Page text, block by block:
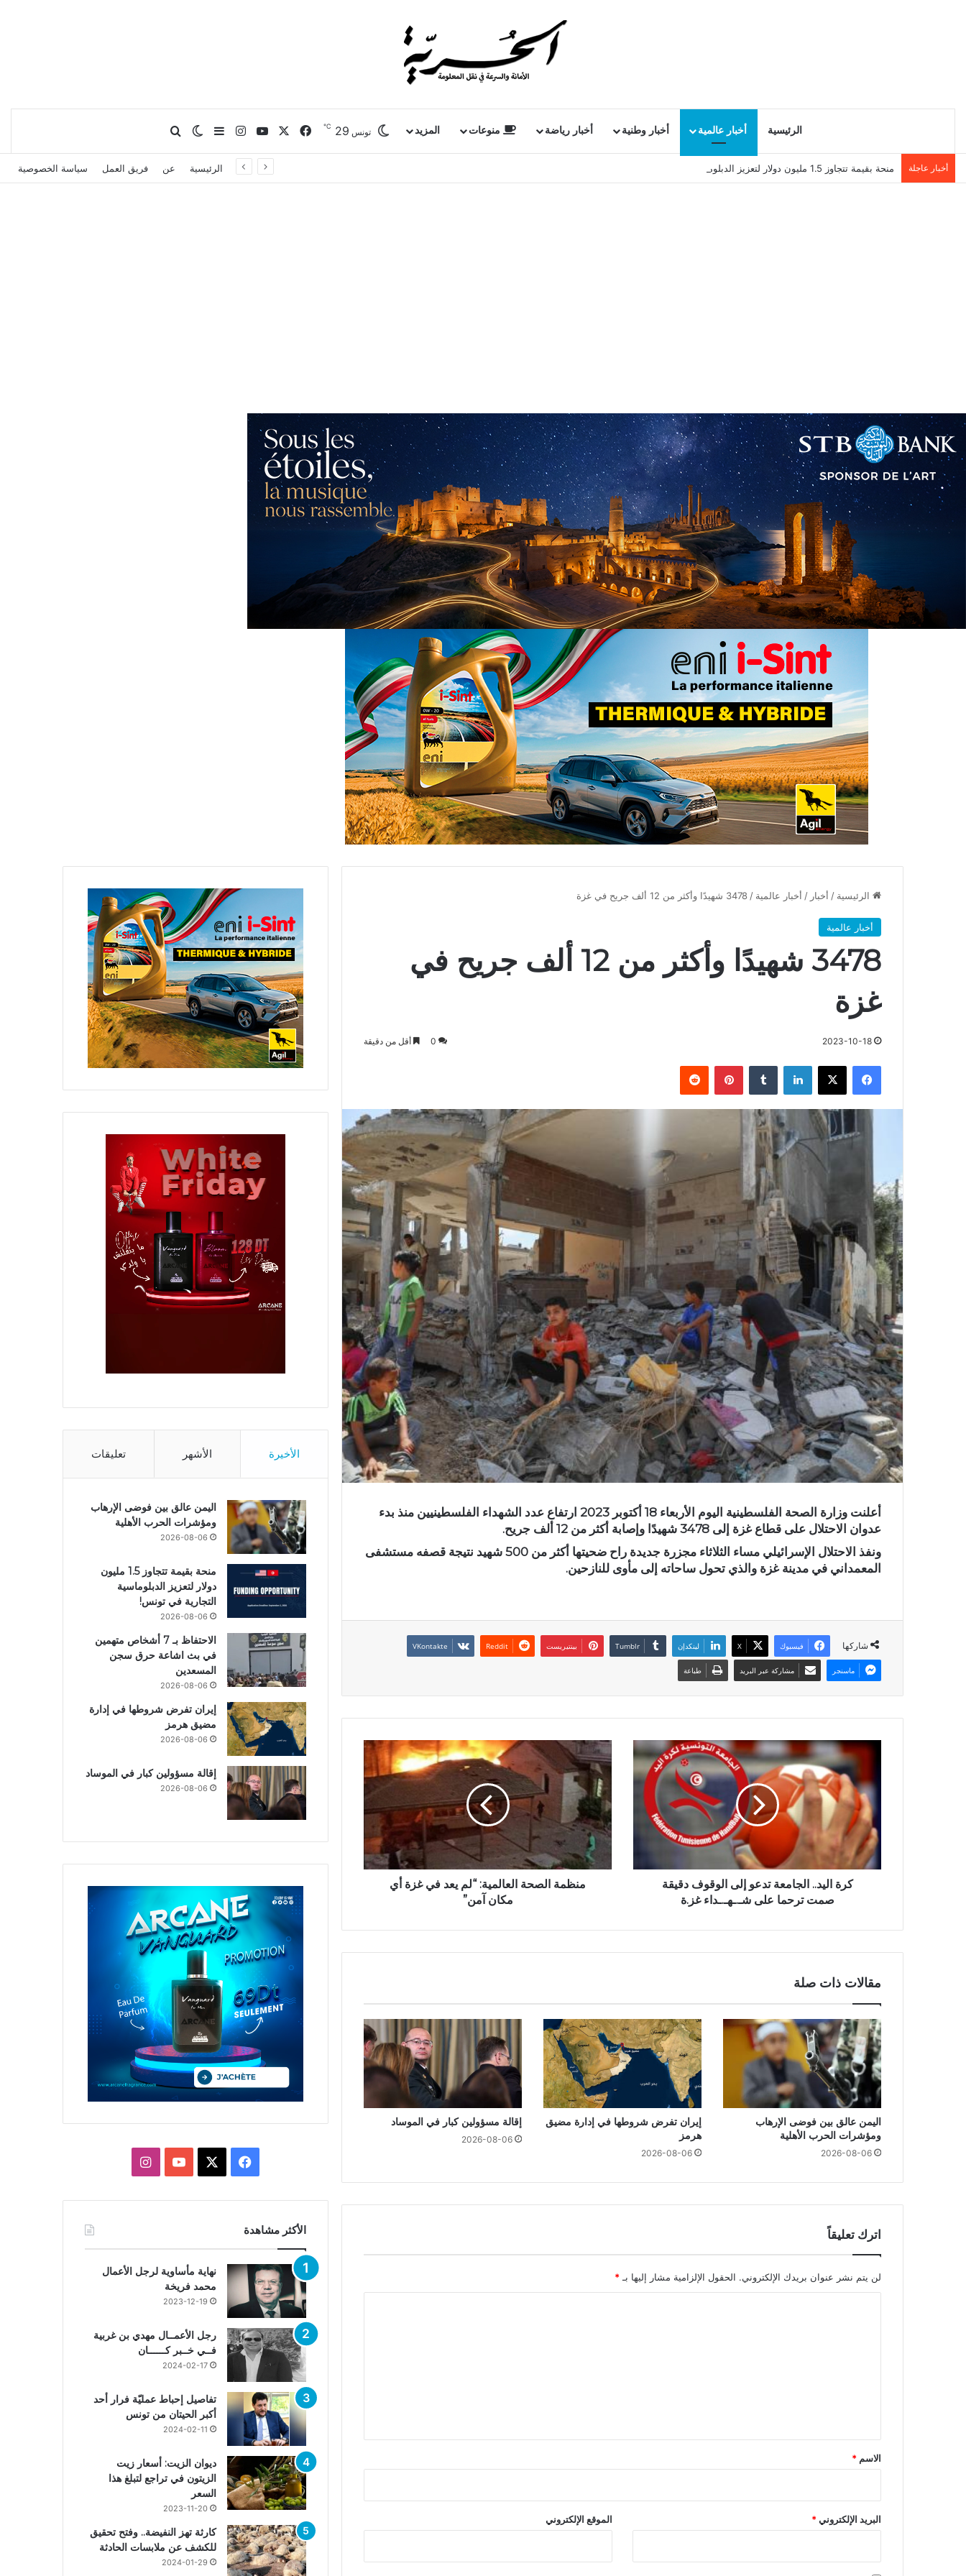
الرئيسية أخبار عالمية أخبار وطنية أخبار رياضة منوعات المزيد تونس 29
℃ فيسبوك يوتيوبانستقرامإضافة عمود جانبي
الوضع المظلم
بحث عن
أخبار عاجلة منحة بقيمة تتجاوز 1.5 مليون دولار لتعزيز الدبلوماسية التجارية في تونس! الرئيسية عن فريق العمل سياسة الخصوصية
الرئيسية / أخبار / أخبار عالمية / 3478 شهيدًا وأكثر من 12 ألف جريح في غزة
أخبار عالمية
3478 شهيدًا وأكثر من 12 ألف جريح في
غزة
2023-10-18
0 أقل من دقيقة
فيسبوك X لينكدإن بينتيريست
أعلنت وزارة الصحة الفلسطينية اليوم الأربعاء 18 أكتوبر 2023 ارتفاع عدد الشهداء الفلسطينيين منذ بدء
عدوان الاحتلال على قطاع غزة إلى 3478 شهيدًا وإصابة أكثر من 12 ألف جريح.
ونفذ الاحتلال الإسرائيلي مساء الثلاثاء مجزرة جديدة راح ضحيتها أكثر من 500 شهيد نتيجة قصفه مستشفى
المعمداني في مدينة غزة والذي تحول ساحاته إلى مأوى للنازحين.
شاركها فيسبوك X لينكدإن بينتيريست
ماسنجر مشاركة عبر البريد طباعة
كرة اليد.. الجامعة تدعو إلى الوقوف دقيقة
صمت ترحما على شـ.ـهـ.ـداء غز.ة
منظمة الصحة العالمية: “لم يعد في غزة أي
مكان آمن”
مقالات ذات صلة
اليمن عالق بين فوضى الإرهاب
ومؤشرات الحرب الأهلية
2026-08-06
إيران تفرض شروطها في إدارة مضيق
هرمز
2026-08-06
إقالة مسؤولين كبار في الموساد
2026-08-06
اترك تعليقاً
لن يتم نشر عنوان بريدك الإلكتروني. الحقول الإلزامية مشار إليها بـ *
*
الاسم *
البريد الإلكتروني* الموقع الإلكتروني
الأخيرة الأشهر تعليقات
اليمن عالق بين فوضى الإرهاب
ومؤشرات الحرب الأهلية
2026-08-06
منحة بقيمة تتجاوز 1.5 مليون
دولار لتعزيز الدبلوماسية
التجارية في تونس!
2026-08-06
الاحتفاظ بـ 7 أشخاص متهمين
في بث اشاعة حرق سجن
المسعدين
2026-08-06
إيران تفرض شروطها في إدارة
مضيق هرمز
2026-08-06
إقالة مسؤولين كبار في الموساد
2026-08-06
فيسبوك يوتيوبانستقرام
الأكثر مشاهدة
نهاية مأساوية لرجل الأعمال
محمد فريخة
2023-12-19
رجل الأعمــال مهدي بن غربية
فــي خــبر كــــــان
2024-02-17
تفاصيل إحباط عمليّة فرار أحد
أكبر الحيتان من تونس
2024-02-11
ديوان الزيت: أسعار زيت
الزيتون في تراجع لتبلغ هذا
السعر
2023-11-20
كارثة تهز النفيضة.. وفتح تحقيق
للكشف عن ملابسات الحادثة
2024-01-29